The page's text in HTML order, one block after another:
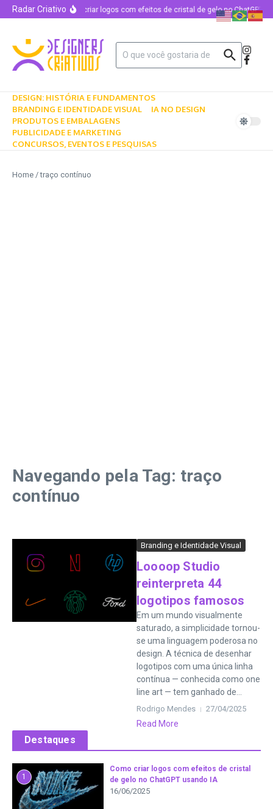
Radar CriativoComo criar logos com efeitos de cristal de gelo no ChatGPT
DESIGN: HISTÓRIA E FUNDAMENTOS
BRANDING E IDENTIDADE VISUAL
IA NO DESIGN
PRODUTOS E EMBALAGENS
PUBLICIDADE E MARKETING
CONCURSOS, EVENTOS E PESQUISAS
Home /traço contínuo
Navegando pela Tag: traço
contínuo
Branding e Identidade Visual
Loooop Studio
reinterpreta 44
logotipos famosos
Em um mundo visualmente
saturado, a simplicidade tornou-
se uma linguagem poderosa no
design. A técnica de desenhar
logotipos com uma única linha
contínua — conhecida como one
line art — tem ganhado de...
Rodrigo Mendes 27/04/2025
Read More
Destaques
1
Como criar logos com efeitos de cristal
de gelo no ChatGPT usando IA
16/06/2025